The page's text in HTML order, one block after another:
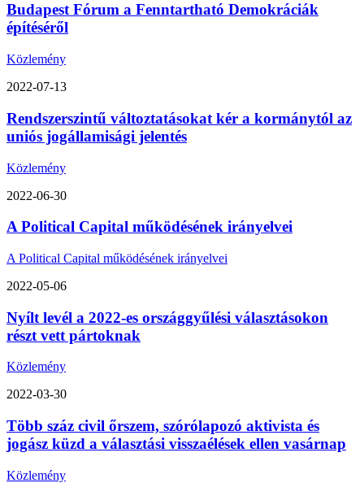
Budapest Fórum a Fenntartható Demokráciák
építéséről
Közlemény
2022-07-13
Rendszerszintű változtatásokat kér a kormánytól az
uniós jogállamisági jelentés
Közlemény
2022-06-30
A Political Capital működésének irányelvei
A Political Capital működésének irányelvei
2022-05-06
Nyílt levél a 2022-es országgyűlési választásokon
részt vett pártoknak
Közlemény
2022-03-30
Több száz civil őrszem, szórólapozó aktivista és
jogász küzd a választási visszaélések ellen vasárnap
Közlemény